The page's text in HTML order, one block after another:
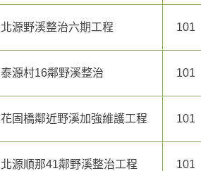
北源野溪整治六期工程 101
泰源村16鄰野溪整治 101
花固橋鄰近野溪加強維護工程 101
北源順那41鄰野溪整治工程 101